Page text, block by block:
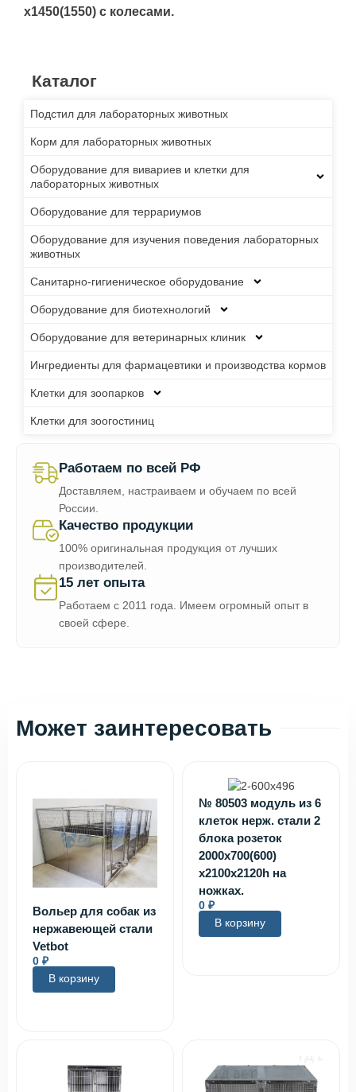
Каталог
Подстил для лабораторных животных
Корм для лабораторных животных
Оборудование для вивариев и клетки для
лабораторных животных
Оборудование для террариумов
Оборудование для изучения поведения лабораторных
животных
Санитарно-гигиеническое оборудование
Оборудование для биотехнологий
Оборудование для ветеринарных клиник
Ингредиенты для фармацевтики и производства кормов
Клетки для зоопарков
Клетки для зоогостиниц
Работаем по всей РФ
Доставляем, настраиваем и обучаем по всей
России.
Качество продукции
100% оригинальная продукция от лучших
производителей.
15 лет опыта
Работаем с 2011 года. Имеем огромный опыт в
своей сфере.
х1450(1550) с колесами.
Может заинтересовать
Вольер для собак из
нержавеющей стали
Vetbot
0 ₽
В корзину
№ 80503 модуль из 6
клеток нерж. стали 2
блока розеток
2000х700(600)
х2100х2120h на
ножках.
0 ₽
В корзину